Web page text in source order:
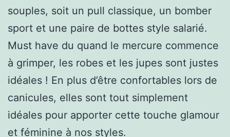
souples, soit un pull classique, un bomber
sport et une paire de bottes style salarié.
Must have du quand le mercure commence
à grimper, les robes et les jupes sont justes
idéales ! En plus d’être confortables lors de
canicules, elles sont tout simplement
idéales pour apporter cette touche glamour
et féminine à nos styles.